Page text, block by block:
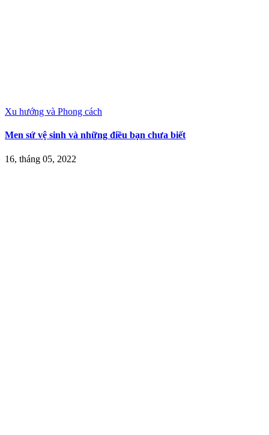
Xu hướng và Phong cách
Men sứ vệ sinh và những điều bạn chưa biết
16, tháng 05, 2022